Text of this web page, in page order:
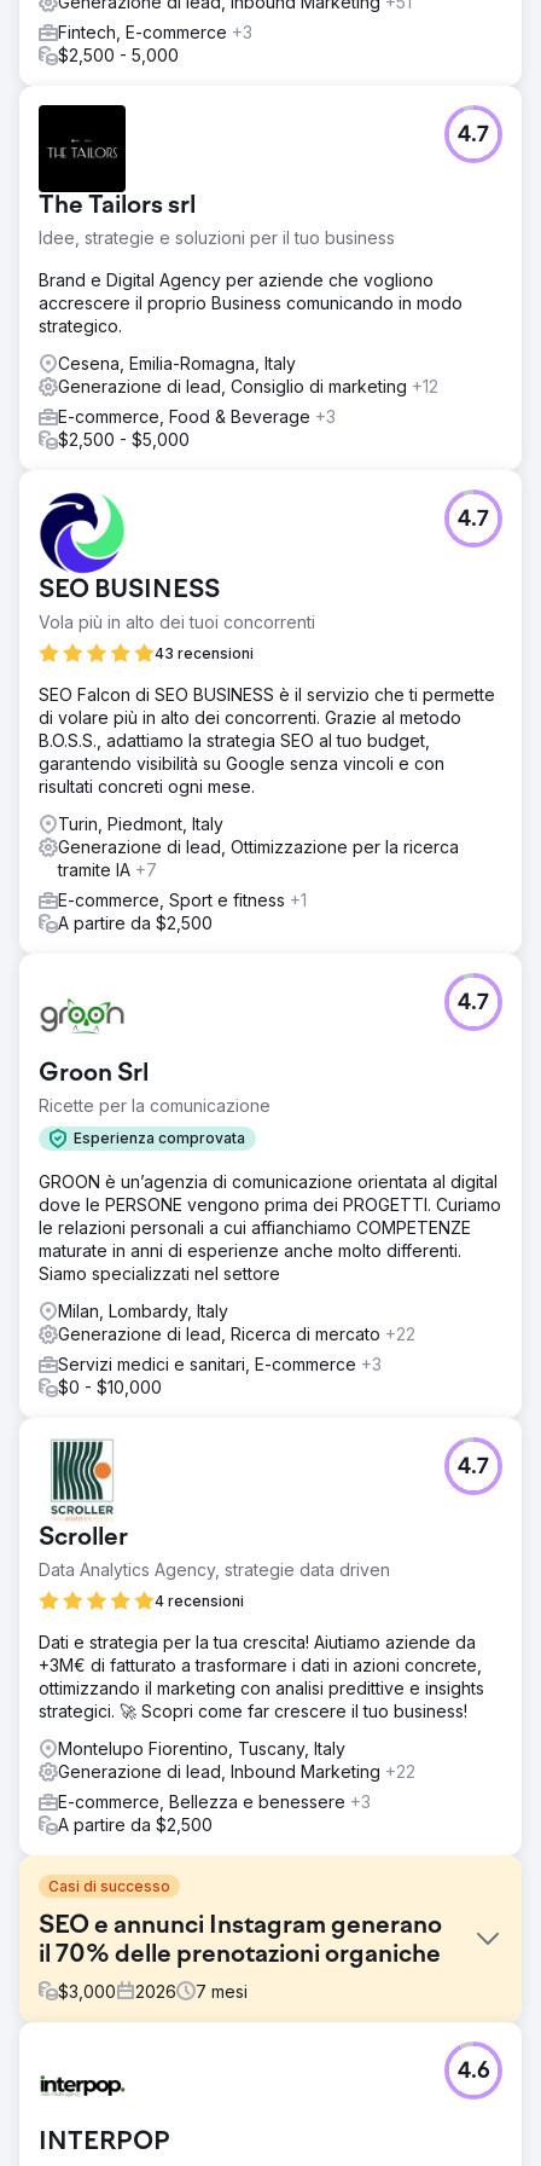
Fintech, E-commerce +3
$2,500 - 5,000
The Tailors srl
Idee, strategie e soluzioni per il tuo business
4.7
Brand e Digital Agency per aziende che vogliono
accrescere il proprio Business comunicando in modo
strategico.
Cesena, Emilia-Romagna, Italy
Generazione di lead, Consiglio di marketing +12
E-commerce, Food & Beverage +3
$2,500 - $5,000
SEO BUSINESS
Vola più in alto dei tuoi concorrenti
43 recensioni
4.7
SEO Falcon di SEO BUSINESS è il servizio che ti permette
di volare più in alto dei concorrenti. Grazie al metodo
B.O.S.S., adattiamo la strategia SEO al tuo budget,
garantendo visibilità su Google senza vincoli e con
risultati concreti ogni mese.
Turin, Piedmont, Italy
Generazione di lead, Ottimizzazione per la ricerca
tramite IA +7
E-commerce, Sport e fitness +1
A partire da $2,500
Groon Srl
Ricette per la comunicazione
Esperienza comprovata
4.7
GROON è un’agenzia di comunicazione orientata al digital
dove le PERSONE vengono prima dei PROGETTI. Curiamo
le relazioni personali a cui affianchiamo COMPETENZE
maturate in anni di esperienze anche molto differenti.
Siamo specializzati nel settore
Milan, Lombardy, Italy
Generazione di lead, Ricerca di mercato +22
Servizi medici e sanitari, E-commerce +3
$0 - $10,000
Scroller
Data Analytics Agency, strategie data driven
4 recensioni
4.7
Dati e strategia per la tua crescita! Aiutiamo aziende da
+3M€ di fatturato a trasformare i dati in azioni concrete,
ottimizzando il marketing con analisi predittive e insights
strategici. 🚀 Scopri come far crescere il tuo business!
Montelupo Fiorentino, Tuscany, Italy
Generazione di lead, Inbound Marketing +22
E-commerce, Bellezza e benessere +3
A partire da $2,500
Casi di successo
SEO e annunci Instagram generano
il 70% delle prenotazioni organiche
$3,000 2026 7 mesi
Un'azienda di turismo di nicchia si affidava al 100% alla
pubblicità a pagamento e alle partnership offline per
visibilità SEO, il traffico organico era trascurabile e i
INTERPOP
4.6